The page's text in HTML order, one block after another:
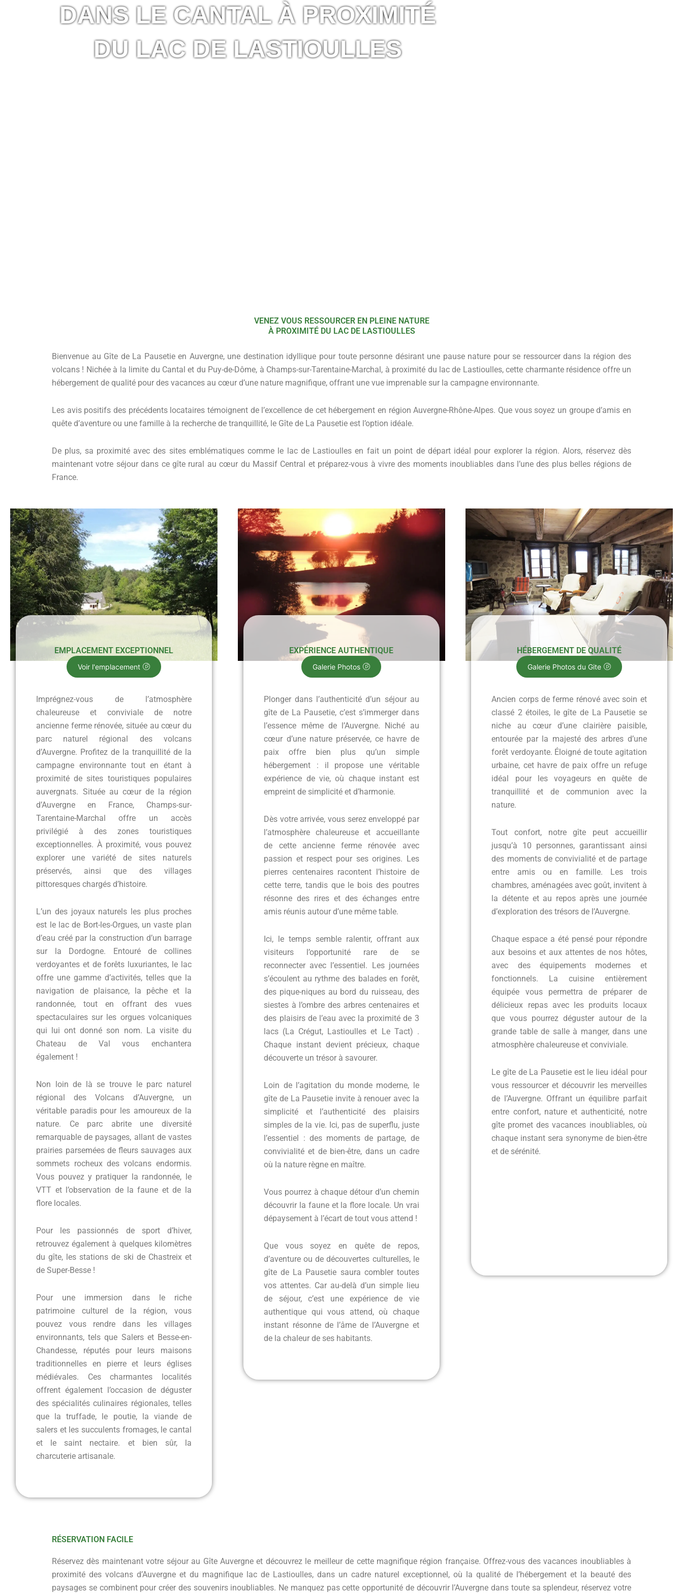
DANS LE CANTAL À PROXIMITÉ
DU LAC DE LASTIOULLES
VENEZ VOUS RESSOURCER EN PLEINE NATURE
À PROXIMITÉ DU LAC DE LASTIOULLES
Bienvenue au Gîte de La Pausetie en Auvergne, une destination idyllique pour toute personne désirant une pause nature pour se ressourcer dans la région des
volcans ! Nichée à la limite du Cantal et du Puy-de-Dôme, à Champs-sur-Tarentaine-Marchal, à proximité du lac de Lastioulles, cette charmante résidence offre un
hébergement de qualité pour des vacances au cœur d’une nature magnifique, offrant une vue imprenable sur la campagne environnante.
Les avis positifs des précédents locataires témoignent de l’excellence de cet hébergement en région Auvergne-Rhône-Alpes. Que vous soyez un groupe d’amis en
quête d’aventure ou une famille à la recherche de tranquillité, le Gîte de La Pausetie est l’option idéale.
De plus, sa proximité avec des sites emblématiques comme le lac de Lastioulles en fait un point de départ idéal pour explorer la région. Alors, réservez dès
maintenant votre séjour dans ce gîte rural au cœur du Massif Central et préparez-vous à vivre des moments inoubliables dans l’une des plus belles régions de
France.
EMPLACEMENT EXCEPTIONNEL
Voir l'emplacement
Imprégnez-vous de l’atmosphère
chaleureuse et conviviale de notre
ancienne ferme rénovée, située au cœur du
parc naturel régional des volcans
d’Auvergne. Profitez de la tranquillité de la
campagne environnante tout en étant à
proximité de sites touristiques populaires
auvergnats. Située au cœur de la région
d’Auvergne en France, Champs-sur-
Tarentaine-Marchal offre un accès
privilégié à des zones touristiques
exceptionnelles. À proximité, vous pouvez
explorer une variété de sites naturels
préservés, ainsi que des villages
pittoresques chargés d’histoire.
L’un des joyaux naturels les plus proches
est le lac de Bort-les-Orgues, un vaste plan
d’eau créé par la construction d’un barrage
sur la Dordogne. Entouré de collines
verdoyantes et de forêts luxuriantes, le lac
offre une gamme d’activités, telles que la
navigation de plaisance, la pêche et la
randonnée, tout en offrant des vues
spectaculaires sur les orgues volcaniques
qui lui ont donné son nom. La visite du
Chateau de Val vous enchantera
également !
Non loin de là se trouve le parc naturel
régional des Volcans d’Auvergne, un
véritable paradis pour les amoureux de la
nature. Ce parc abrite une diversité
remarquable de paysages, allant de vastes
prairies parsemées de fleurs sauvages aux
sommets rocheux des volcans endormis.
Vous pouvez y pratiquer la randonnée, le
VTT et l’observation de la faune et de la
flore locales.
Pour les passionnés de sport d’hiver,
retrouvez également à quelques kilomètres
du gîte, les stations de ski de Chastreix et
de Super-Besse !
Pour une immersion dans le riche
patrimoine culturel de la région, vous
pouvez vous rendre dans les villages
environnants, tels que Salers et Besse-en-
Chandesse, réputés pour leurs maisons
traditionnelles en pierre et leurs églises
médiévales. Ces charmantes localités
offrent également l’occasion de déguster
des spécialités culinaires régionales, telles
que la truffade, le poutie, la viande de
salers et les succulents fromages, le cantal
et le saint nectaire. et bien sûr, la
charcuterie artisanale.
EXPÉRIENCE AUTHENTIQUE
Galerie Photos
Plonger dans l’authenticité d’un séjour au
gîte de La Pausetie, c’est s’immerger dans
l’essence même de l’Auvergne. Niché au
cœur d’une nature préservée, ce havre de
paix offre bien plus qu’un simple
hébergement : il propose une véritable
expérience de vie, où chaque instant est
empreint de simplicité et d’harmonie.
Dès votre arrivée, vous serez enveloppé par
l’atmosphère chaleureuse et accueillante
de cette ancienne ferme rénovée avec
passion et respect pour ses origines. Les
pierres centenaires racontent l’histoire de
cette terre, tandis que le bois des poutres
résonne des rires et des échanges entre
amis réunis autour d’une même table.
Ici, le temps semble ralentir, offrant aux
visiteurs l’opportunité rare de se
reconnecter avec l’essentiel. Les journées
s’écoulent au rythme des balades en forêt,
des pique-niques au bord du ruisseau, des
siestes à l’ombre des arbres centenaires et
des plaisirs de l’eau avec la proximité de 3
lacs (La Crégut, Lastioulles et Le Tact) .
Chaque instant devient précieux, chaque
découverte un trésor à savourer.
Loin de l’agitation du monde moderne, le
gîte de La Pausetie invite à renouer avec la
simplicité et l’authenticité des plaisirs
simples de la vie. Ici, pas de superflu, juste
l’essentiel : des moments de partage, de
convivialité et de bien-être, dans un cadre
où la nature règne en maître.
Vous pourrez à chaque détour d’un chemin
découvrir la faune et la flore locale. Un vrai
dépaysement à l’écart de tout vous attend !
Que vous soyez en quête de repos,
d’aventure ou de découvertes culturelles, le
gîte de La Pausetie saura combler toutes
vos attentes. Car au-delà d’un simple lieu
de séjour, c’est une expérience de vie
authentique qui vous attend, où chaque
instant résonne de l’âme de l’Auvergne et
de la chaleur de ses habitants.
HÉBERGEMENT DE QUALITÉ
Galerie Photos du Gite
Ancien corps de ferme rénové avec soin et
classé 2 étoiles, le gîte de La Pausetie se
niche au cœur d’une clairière paisible,
entourée par la majesté des arbres d’une
forêt verdoyante. Éloigné de toute agitation
urbaine, cet havre de paix offre un refuge
idéal pour les voyageurs en quête de
tranquillité et de communion avec la
nature.
Tout confort, notre gîte peut accueillir
jusqu’à 10 personnes, garantissant ainsi
des moments de convivialité et de partage
entre amis ou en famille. Les trois
chambres, aménagées avec goût, invitent à
la détente et au repos après une journée
d’exploration des trésors de l’Auvergne.
Chaque espace a été pensé pour répondre
aux besoins et aux attentes de nos hôtes,
avec des équipements modernes et
fonctionnels. La cuisine entièrement
équipée vous permettra de préparer de
délicieux repas avec les produits locaux
que vous pourrez déguster autour de la
grande table de salle à manger, dans une
atmosphère chaleureuse et conviviale.
Le gîte de La Pausetie est le lieu idéal pour
vous ressourcer et découvrir les merveilles
de l’Auvergne. Offrant un équilibre parfait
entre confort, nature et authenticité, notre
gîte promet des vacances inoubliables, où
chaque instant sera synonyme de bien-être
et de sérénité.
RÉSERVATION FACILE
Réservez dès maintenant votre séjour au Gîte Auvergne et découvrez le meilleur de cette magnifique région française. Offrez-vous des vacances inoubliables à
proximité des volcans d’Auvergne et du magnifique lac de Lastioulles, dans un cadre naturel exceptionnel, où la qualité de l’hébergement et la beauté des
paysages se combinent pour créer des souvenirs inoubliables. Ne manquez pas cette opportunité de découvrir l’Auvergne dans toute sa splendeur, réservez votre